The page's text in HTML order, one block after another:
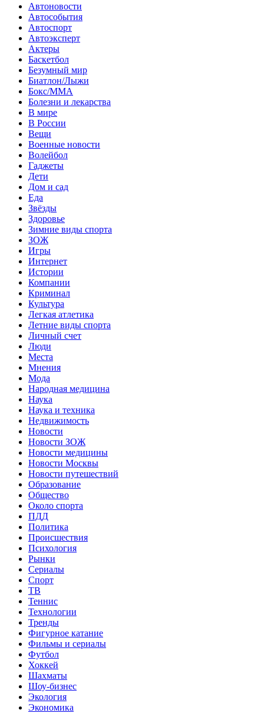
Автоновости
Автособытия
Автоспорт
Автоэксперт
Актеры
Баскетбол
Безумный мир
Биатлон/Лыжи
Бокс/MMA
Болезни и лекарства
В мире
В России
Вещи
Военные новости
Волейбол
Гаджеты
Дети
Дом и сад
Еда
Звёзды
Здоровье
Зимние виды спорта
ЗОЖ
Игры
Интернет
Истории
Компании
Криминал
Культура
Легкая атлетика
Летние виды спорта
Личный счет
Люди
Места
Мнения
Мода
Народная медицина
Наука
Наука и техника
Недвижимость
Новости
Новости ЗОЖ
Новости медицины
Новости Москвы
Новости путешествий
Образование
Общество
Около спорта
ПДД
Политика
Происшествия
Психология
Рынки
Сериалы
Спорт
ТВ
Теннис
Технологии
Тренды
Фигурное катание
Фильмы и сериалы
Футбол
Хоккей
Шахматы
Шоу-бизнес
Экология
Экономика